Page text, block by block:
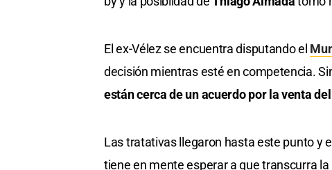
El ex-Vélez se encuentra disputando el
decisión mientras esté en competencia.
están cerca de un acuerdo por la venta
Las tratativas llegaron hasta este punto y
tiene en mente esperar a que transcurra